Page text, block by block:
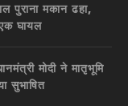
पुराना मकान ढहा,
घायल
मोदी ने मातृभूमि
सुभाषित